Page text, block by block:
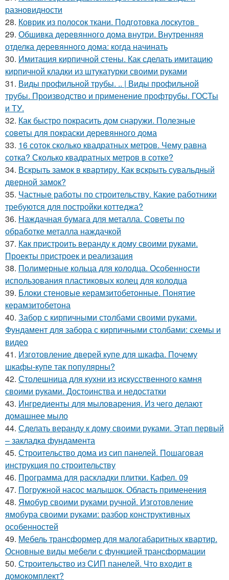
разновидности
28. Коврик из полосок ткани. Подготовка лоскутов
29. Обшивка деревянного дома внутри. Внутренняя
отделка деревянного дома: когда начинать
30. Имитация кирпичной стены. Как сделать имитацию
кирпичной кладки из штукатурки своими руками
31. Виды профильной трубы. .. | Виды профильной
трубы. Производство и применение профтрубы. ГОСТы
и ТУ.
32. Как быстро покрасить дом снаружи. Полезные
советы для покраски деревянного дома
33. 16 соток сколько квадратных метров. Чему равна
сотка? Сколько квадратных метров в сотке?
34. Вскрыть замок в квартиру. Как вскрыть сувальдный
дверной замок?
35. Частные работы по строительству. Какие работники
требуются для постройки коттеджа?
36. Наждачная бумага для металла. Советы по
обработке металла наждачкой
37. Как пристроить веранду к дому своими руками.
Проекты пристроек и реализация
38. Полимерные кольца для колодца. Особенности
использования пластиковых колец для колодца
39. Блоки стеновые керамзитобетонные. Понятие
керамзитобетона
40. Забор с кирпичными столбами своими руками.
Фундамент для забора с кирпичными столбами: схемы и
видео
41. Изготовление дверей купе для шкафа. Почему
шкафы-купе так популярны?
42. Столешница для кухни из искусственного камня
своими руками. Достоинства и недостатки
43. Ингредиенты для мыловарения. Из чего делают
домашнее мыло
44. Сделать веранду к дому своими руками. Этап первый
– закладка фундамента
45. Строительство дома из сип панелей. Пошаговая
инструкция по строительству
46. Программа для раскладки плитки. Кафел. 09
47. Погружной насос малышок. Область применения
48. Ямобур своими руками ручной. Изготовление
ямобура своими руками: разбор конструктивных
особенностей
49. Мебель трансформер для малогабаритных квартир.
Основные виды мебели с функцией трансформации
50. Строительство из СИП панелей. Что входит в
домокомплект?